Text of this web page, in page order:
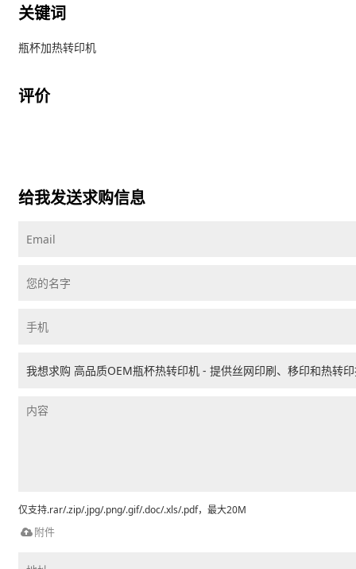
关键词
瓶杯加热转印机
评价
给我发送求购信息
仅支持.rar/.zip/.jpg/.png/.gif/.doc/.xls/.pdf，最大20M
附件